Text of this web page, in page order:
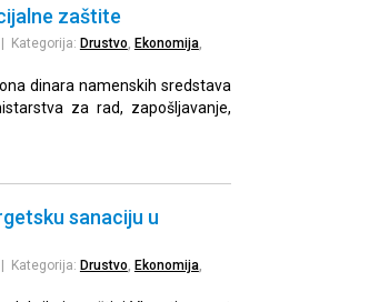
zaštite
Kategorija: Drustvo Ekonomija,
dinara namenskih sredstava
za rad, zapošljavanje,
sanaciju u
Kategorija: Drustvo Ekonomija,